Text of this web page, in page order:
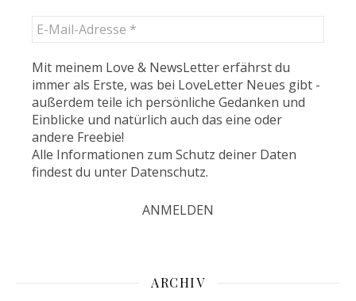
Mit meinem Love & NewsLetter erfährst du
immer als Erste, was bei LoveLetter Neues gibt -
außerdem teile ich persönliche Gedanken und
Einblicke und natürlich auch das eine oder
andere Freebie!
Alle Informationen zum Schutz deiner Daten
findest du unter Datenschutz.
ARCHIV